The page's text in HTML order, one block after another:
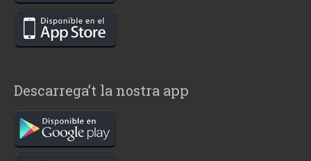
Descarrega’t la nostra app